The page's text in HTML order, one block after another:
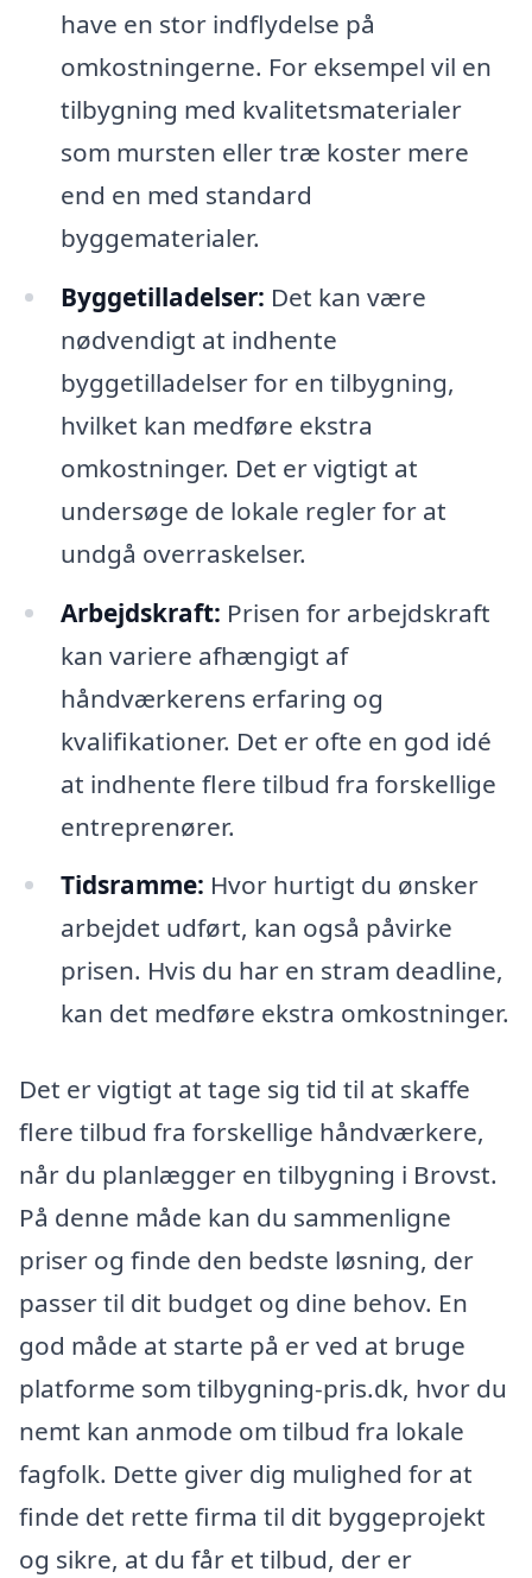
have en stor indflydelse på
omkostningerne. For eksempel vil en
tilbygning med kvalitetsmaterialer
som mursten eller træ koster mere
end en med standard
byggematerialer.
Byggetilladelser: Det kan være
nødvendigt at indhente
byggetilladelser for en tilbygning,
hvilket kan medføre ekstra
omkostninger. Det er vigtigt at
undersøge de lokale regler for at
undgå overraskelser.
Arbejdskraft: Prisen for arbejdskraft
kan variere afhængigt af
håndværkerens erfaring og
kvalifikationer. Det er ofte en god idé
at indhente flere tilbud fra forskellige
entreprenører.
Tidsramme: Hvor hurtigt du ønsker
arbejdet udført, kan også påvirke
prisen. Hvis du har en stram deadline,
kan det medføre ekstra omkostninger.
Det er vigtigt at tage sig tid til at skaffe
flere tilbud fra forskellige håndværkere,
når du planlægger en tilbygning i Brovst.
På denne måde kan du sammenligne
priser og finde den bedste løsning, der
passer til dit budget og dine behov. En
god måde at starte på er ved at bruge
platforme som tilbygning-pris.dk, hvor du
nemt kan anmode om tilbud fra lokale
fagfolk. Dette giver dig mulighed for at
finde det rette firma til dit byggeprojekt
og sikre, at du får et tilbud, der er